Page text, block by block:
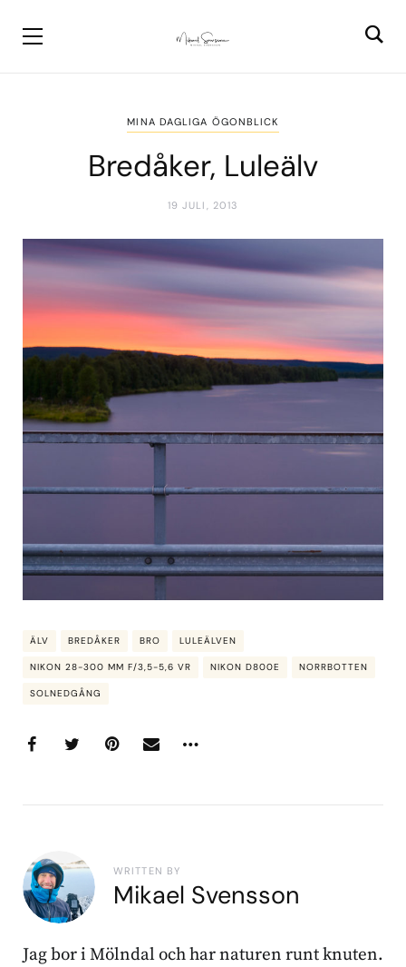
MINA DAGLIGA ÖGONBLICK
Bredåker, Luleälv
19 JULI, 2013
ÄLV BREDÅKER BRO LULEÄLVEN
NIKON 28-300 MM F/3,5-5,6 VR NIKON D800E NORRBOTTEN
SOLNEDGÅNG
WRITTEN BY
Mikael Svensson
Jag bor i Mölndal och har naturen runt knuten.